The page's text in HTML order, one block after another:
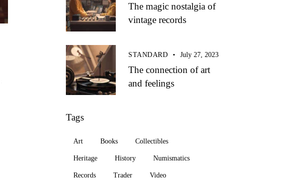
The magic nostalgia of
vintage records
STANDARD July 27, 2023
The connection of art
and feelings
Tags
Art Books Collectibles
Heritage History Numismatics
Records Trader Video